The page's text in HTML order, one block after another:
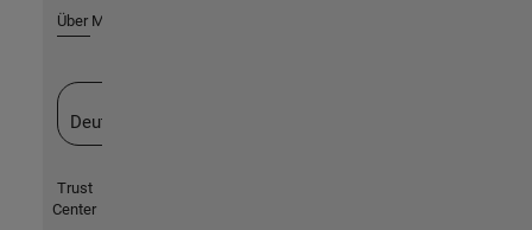
Über MathWorks
Deutschland
Trust
Center